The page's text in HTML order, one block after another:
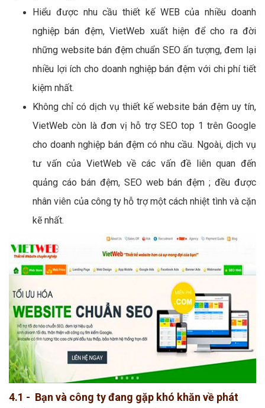
Hiểu được nhu cầu thiết kế WEB của nhiều doanh
nghiệp bán đệm, VietWeb xuất hiện để cho ra đời
những website bán đệm chuẩn SEO ấn tượng, đem lại
nhiều lợi ích cho doanh nghiệp bán đệm với chi phí tiết
kiệm nhất.
Không chỉ có dịch vụ thiết kế website bán đệm uy tín,
VietWeb còn là đơn vị hỗ trợ SEO top 1 trên Google
cho doanh nghiệp bán đệm có nhu cầu. Ngoài, dịch vụ
tư vấn của VietWeb về các vấn đề liên quan đến
quảng cáo bán đệm, SEO web bán đệm ; đều được
nhân viên của công ty hỗ trợ một cách nhiệt tình và cặn
kẽ nhất.
4.1 - Bạn và công ty đang gặp khó khăn về phát